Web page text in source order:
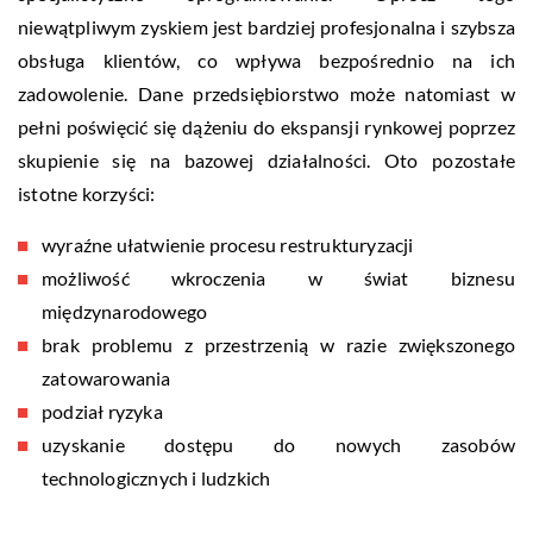
niewątpliwym zyskiem jest bardziej profesjonalna i szybsza
obsługa klientów, co wpływa bezpośrednio na ich
zadowolenie. Dane przedsiębiorstwo może natomiast w
pełni poświęcić się dążeniu do ekspansji rynkowej poprzez
skupienie się na bazowej działalności. Oto pozostałe
istotne korzyści:
wyraźne ułatwienie procesu restrukturyzacji
możliwość wkroczenia w świat biznesu
międzynarodowego
brak problemu z przestrzenią w razie zwiększonego
zatowarowania
podział ryzyka
uzyskanie dostępu do nowych zasobów
technologicznych i ludzkich